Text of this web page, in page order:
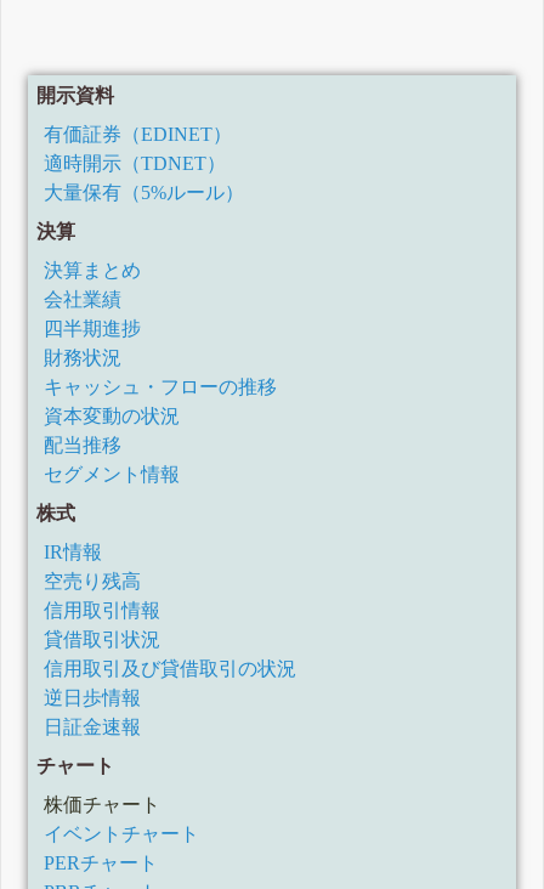
開示資料
有価証券（EDINET）
適時開示（TDNET）
大量保有（5%ルール）
決算
決算まとめ
会社業績
四半期進捗
財務状況
キャッシュ・フローの推移
資本変動の状況
配当推移
セグメント情報
株式
IR情報
空売り残高
信用取引情報
貸借取引状況
信用取引及び貸借取引の状況
逆日歩情報
日証金速報
チャート
株価チャート
イベントチャート
PERチャート